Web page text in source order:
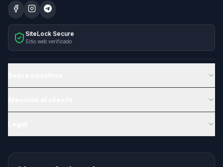
SiteLock Secure
Sitio web verificado